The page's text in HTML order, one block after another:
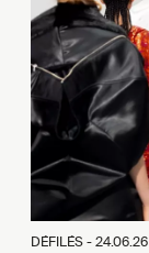
DÉFILÉS -24.06.26